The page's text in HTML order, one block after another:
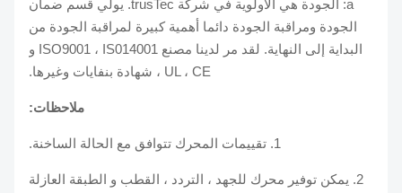
a: الجودة هي الأولوية في شركة trusTec. يولي قسم ضمان
الجودة ومراقبة الجودة دائما أهمية كبيرة لمراقبة الجودة من
البداية إلى النهاية. لقد مر لدينا مصنع ISO9001 ، IS014001 و
UL ، CE ، شهادة بنفايات وغيرها.
ملاحظات:
2. يمكن توفير محرك للجهد ، التردد ، القطب و الطبقة العازلة